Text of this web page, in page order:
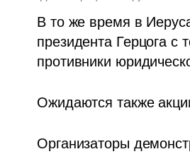
В то же время в
президента Герцога с
противники
Ожидаются также
Организаторы